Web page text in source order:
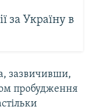
за Україну в
зазвичивши,
пробудження